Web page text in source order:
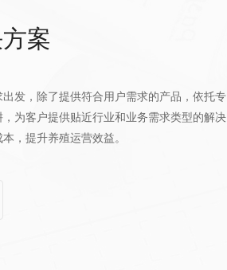
案
发，除了提供符合用户需求的产品，依托专
为客户提供贴近行业和业务需求类型的解决
，提升养殖运营效益。